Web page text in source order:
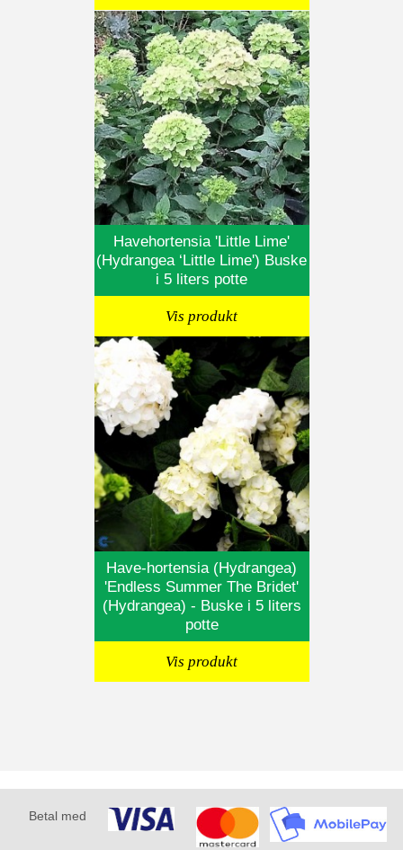
Havehortensia 'Little Lime'
(Hydrangea ‘Little Lime') Buske
i 5 liters potte
Vis produkt
Have-hortensia (Hydrangea)
'Endless Summer The Bridet'
(Hydrangea) - Buske i 5 liters
potte
Vis produkt
Betal med